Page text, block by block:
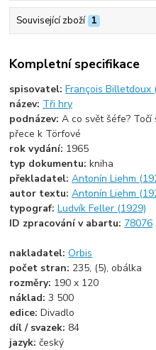
Související zboží 1
Kompletní specifikace
spisovatel:François Billetdoux
název: Tři hry
podnázev:A co svět šéfe? Točí
přece k Törfové
rok vydání: 1965
typ dokumentu:kniha
překladatel:Antonín Liehm
autor textu:Antonín Liehm
typograf:Ludvík Feller (1929)
ID zpracování v abartu: 78076
nakladatel:Orbis
počet stran: 235, (5), obálka
rozměry: 190 x 120
náklad:3 500
edice:Divadlo
díl / svazek: 84
jazyk:český